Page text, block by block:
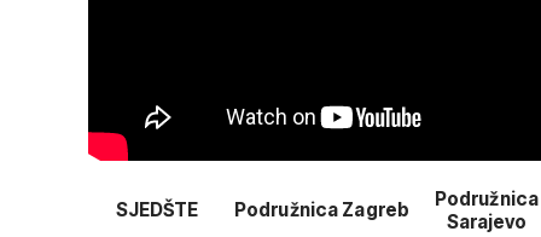
SJEDŠTE Podružnica Zagreb
Podružnica
Sarajevo